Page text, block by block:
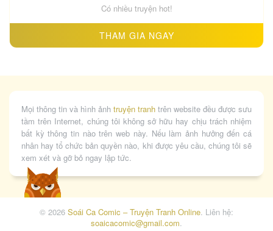
Thiên Kim Thật Là Đại Lão Toàn Năng – Chap 95
☾⋆『A✧Dao』⋆·7 giờ trước
TrongThiên Kim Thật Là Đại Lão Toàn Năng – Chap 93
vaicut
Có nhiều truyện hot!
THAM GIA NGAY
Mọi thông tin và hình ảnh truyện tranh trên website đều được sưu
tầm trên Internet, chúng tôi không sở hữu hay chịu trách nhiệm
bất kỳ thông tin nào trên web này. Nếu làm ảnh hưởng đến cá
nhân hay tổ chức bản quyền nào, khi được yêu cầu, chúng tôi sẽ
xem xét và gỡ bỏ ngay lập tức.
© 2026 Soái Ca Comic – Truyện Tranh Online. Liên hệ:
soaicacomic@gmail.com.